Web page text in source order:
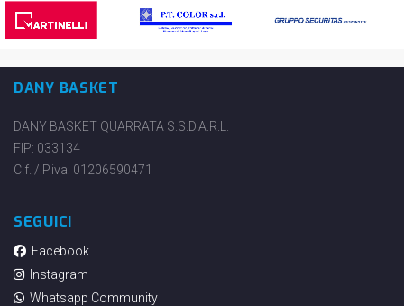
DANY BASKET
DANY BASKET QUARRATA S.S.D.A.R.L.
FIP: 033134
C.f. / P.iva: 01206590471
SEGUICI
Facebook
Instagram
Whatsapp Community